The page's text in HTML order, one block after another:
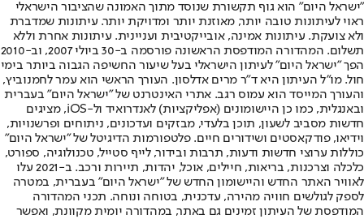
"ישראל היום" הוא גוף תקשורת שנוסד מתוך האמונה שהציבור הישראלי
ראוי לעיתונות טובה יותר, מאוזנת יותר ומדויקת יותר. עיתונות שמדברת
ולא צועקת. עיתונות אמינה, אובייקטיבית ועניינית. עיתונות אחרת וללא
תשלום. המהדורה המודפסת הראשונה פורסמה ב-30 ביולי 2007, וב-2010
הפך "ישראל היום" לעיתון הישראלי בעל שיעור החשיפה הגבוה ביותר בימי
חול. מו"ל העיתון היא ד"ר מרים אדלסון. העורך הראשי הוא עמר לחמנוביץ,
והעורך המייסד הוא עמוס רגב. אתרי האינטרנט של "ישראל היום" בעברית
ובאנגלית, כמו כן היישומונים (אפליקציות) לאנדרואיד ול-iOS, מציגים
חדשות מסביב לשעון, תוכן בלעדי, מבזקים ועדכונים, ניתוחים ופרשנויות,
וידיאו, פודקאסטים ושידורים חיים. פלטפורמות הדיגיטל של "ישראל היום"
כוללות ערוצי חדשות ודעות, תרבות ובידור, לייף סטייל, טכנולוגיה, ספורט,
כלכלה וצרכנות, בריאות, חיילים, אוכל, יהדות, תיירות ורכב. ב-2021 עלו
לאוויר האתר החדש והיישומון החדש של "ישראל היום" בעברית, במטרה
לספק לגולשים חוויה מהירה, עדכנית, בטוחה ונוחה. תכני המהדורה
המודפסת של העיתון זמינים גם באתר, במהדורה יומית מקוונת, ואפשר